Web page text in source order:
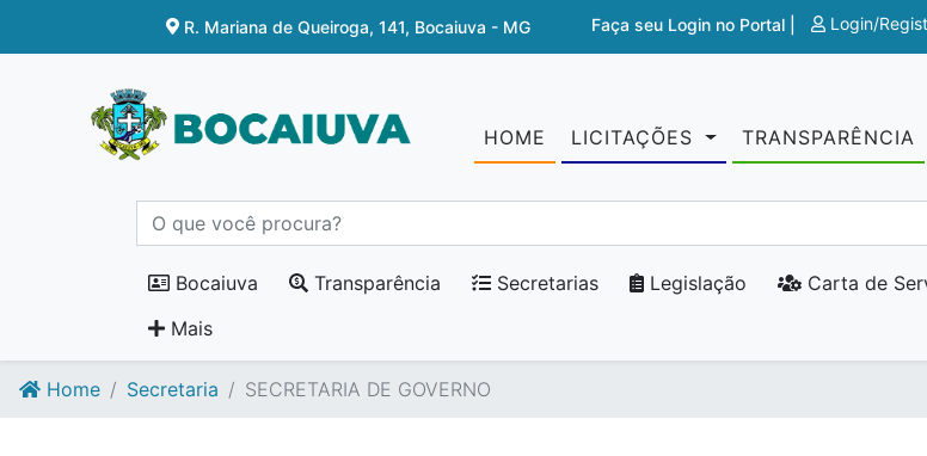
Ir para o fim do conteúdo
R. Mariana de Queiroga, 141, Bocaiuva - MG Faça seu Login no Portal | Login/
HOME LICITAÇÕES TRANSPARÊNCIA
Bocaiuva Transparência Secretarias Legislação Carta de
Mais
Home Secretaria SECRETARIA DE GOVERNO